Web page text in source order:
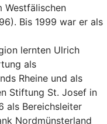
Westfälischen
Bis 1999 war er als
lernten Ulrich
als
Rheine und als
Stiftung St. Josef in
als Bereichsleiter
Nordmünsterland